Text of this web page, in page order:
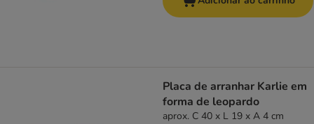
Placa de arranhar Karlie em
forma de leopardo
aprox. C 40 x L 19 x A 4 cm